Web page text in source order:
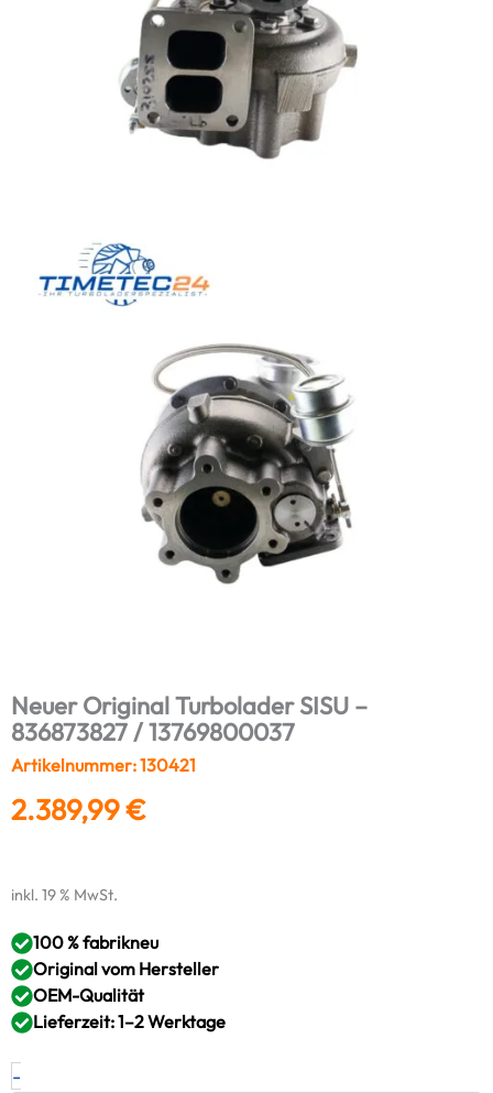
Neuer Original Turbolader SISU –
836873827 / 13769800037
Artikelnummer: 130421
2.389,99€
inkl. 19 % MwSt.
100 % fabrikneu
Original vom Hersteller
OEM-Qualität
Lieferzeit: 1–2 Werktage
-
Neuer
Original